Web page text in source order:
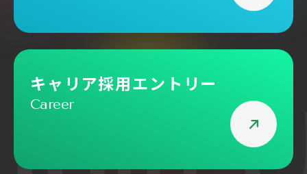
キャリア採用エントリー
Career